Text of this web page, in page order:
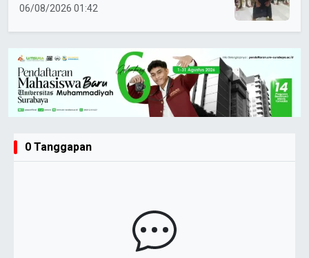
dalam Kelas TPQ Rutin
06/08/2026 01:42
0 Tanggapan